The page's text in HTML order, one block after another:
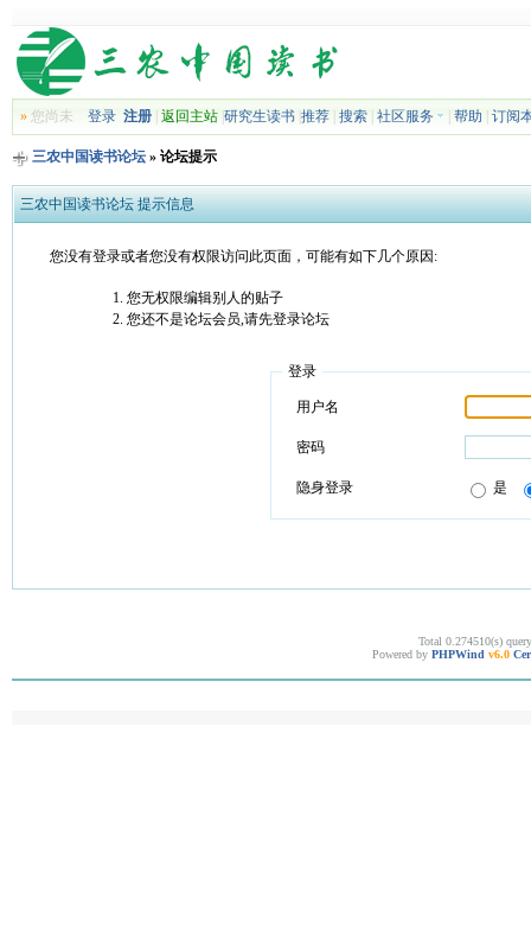
»您尚未 登录 注册| 返回主站| 研究生读书| 推荐| 搜索| 社区服务 帮助 订阅
三农中国读书论坛» 论坛提示
三农中国读书论坛 提示信息
您没有登录或者您没有权限访问此页面，可能有如下几个原因:
您无权限编辑别人的贴子
您还不是论坛会员,请先登录论坛
登录
用户名
密码
隐身登录 是
Total 0.274510(s)
Powered by PHPWind v6.0